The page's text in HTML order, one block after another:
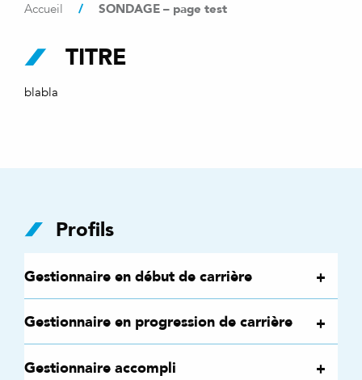
Accueil / SONDAGE – page test
TITRE
blabla
Profils
Gestionnaire en début de carrière
Gestionnaire en progression de carrière
Gestionnaire accompli